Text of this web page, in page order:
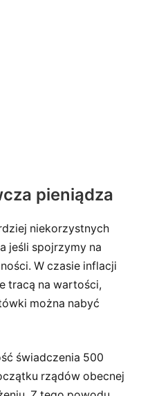
pieniądza
niekorzystnych
jeśli spojrzymy na
W czasie inflacji
tracą na wartości,
można nabyć
świadczenia 500
rządów obecnej